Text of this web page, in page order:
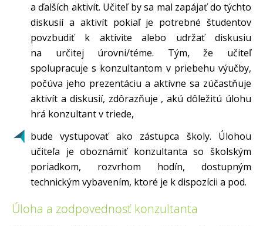
a ďalších aktivít. Učiteľ by sa mal zapájať do týchto
diskusií a aktivít pokiaľ je potrebné študentov
povzbudiť k aktivite alebo udržať diskusiu
na určitej úrovni/téme. Tým, že učiteľ
spolupracuje s konzultantom v priebehu výučby,
počúva jeho prezentáciu a aktívne sa zúčastňuje
aktivít a diskusií, zdôrazňuje , akú dôležitú úlohu
hrá konzultant v triede,
bude vystupovať ako zástupca školy. Úlohou
učiteľa je oboznámiť konzultanta so školským
poriadkom, rozvrhom hodín, dostupným
technickým vybavením, ktoré je k dispozícii a pod.
Úloha a zodpovednosť konzultanta